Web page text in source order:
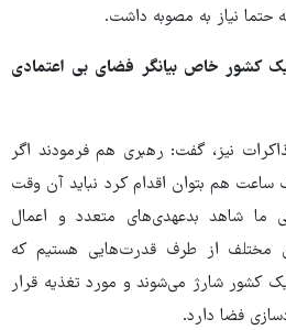
حتما نیاز به مصوبه داشت.
کشور خاص بیانگر فضای بی اعتمادی
نیز، گفت: رهبری هم فرمودند اگر
ساعت هم بتوان اقدام کرد نباید آن وقت
ما شاهد بدعهدی‌های متعدد و اعمال
مختلف از طرف قدرت‌هایی هستیم که
کشور شارژ می‌شوند و مورد تغذیه قرار
فضا دارد.